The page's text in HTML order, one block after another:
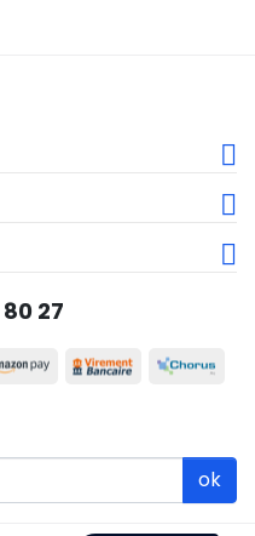
80 27
ok